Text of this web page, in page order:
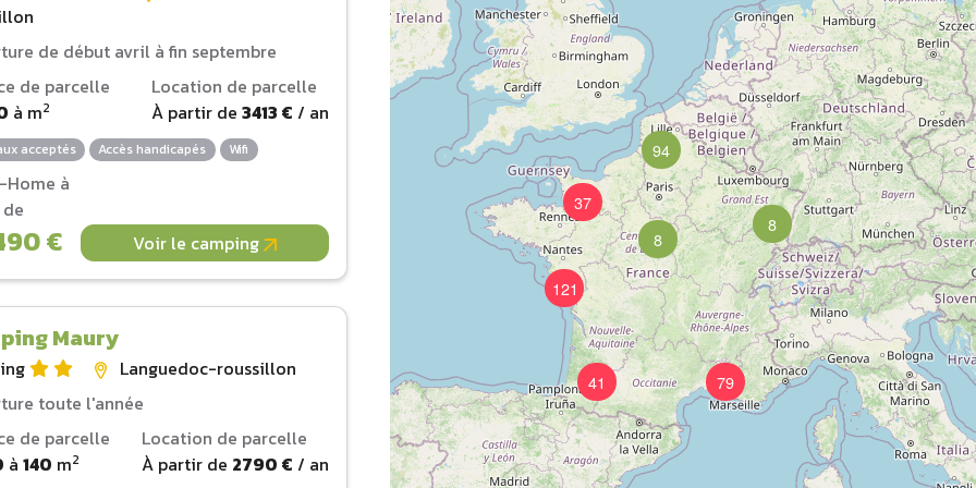
8
37
8
94
79
121
41
de début avril à fin septembre
de parcelle
à m2
Location de parcelle
À partir de 3413 € / an
acceptés Accès handicapés Wifi
à
€ Voir le camping
Maury
Languedoc-roussillon
toute l'année
de parcelle
à140 m2
Location de parcelle
À partir de 2790 € / an